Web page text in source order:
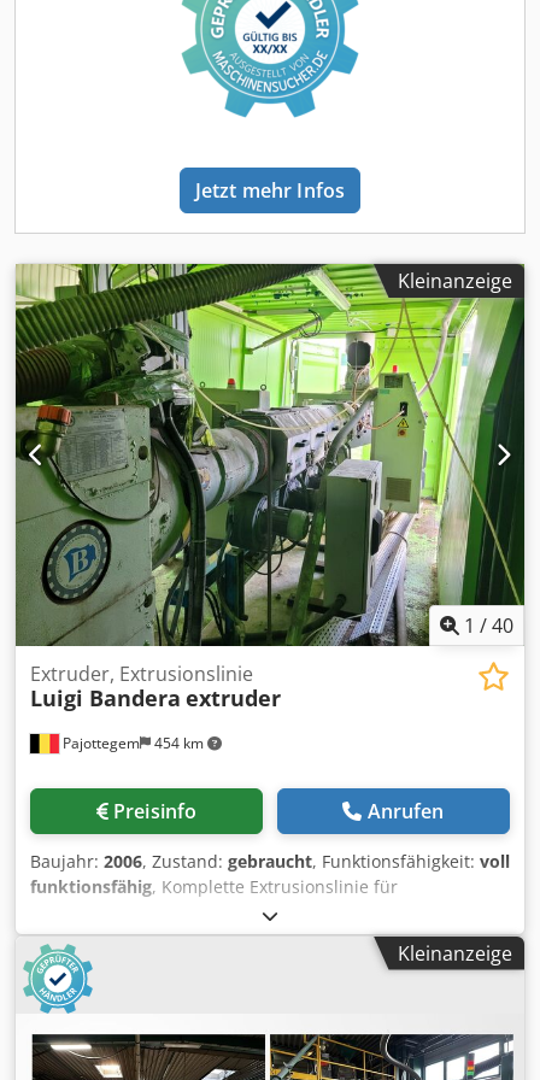
Schmelzefilter/Siebwechsler > Granuliersysteme: Strang
ST- , Wasserring WRG oder Unterwassergranulierung UWG
> Schneckenkonfiguration gemäß Ihren Anforderungen >
Materialdosierungen: volumetrisch oder Gravimetrisch >
weiteres Zubehör Besuchen Sie uns in unserem Werk
Ihrem Material nach Absprache
Jetzt mehr Infos
Kleinanzeige
1 /40
Pajottegem 454 km
Extruder, Extrusionslinie
Luigi Bandera extruder
Preisinfo Anrufen
Baujahr: 2006, Zustand: gebraucht, Funktionsfähigkeit: voll
funktionsfähig, Komplette Extrusionslinie für
Kunststoffrohre Luigi Bandera / Graewe / Supertech
Baujahr 2006 Zum Verkauf angeboten: Vollständige /
komplette Extrusionslinie für die Herstellung von
Kunststoffrohren. Aufgestellt in einer mobilen
Containerlösung = 3 x 40 Fuß Seecontainer. (Walking Pipe
System). Ideal für mobile Produktion oder begrenzte
Platzverhältnisse. Spezifikationen: Extruder: Luigi Bandera
Kleinanzeige